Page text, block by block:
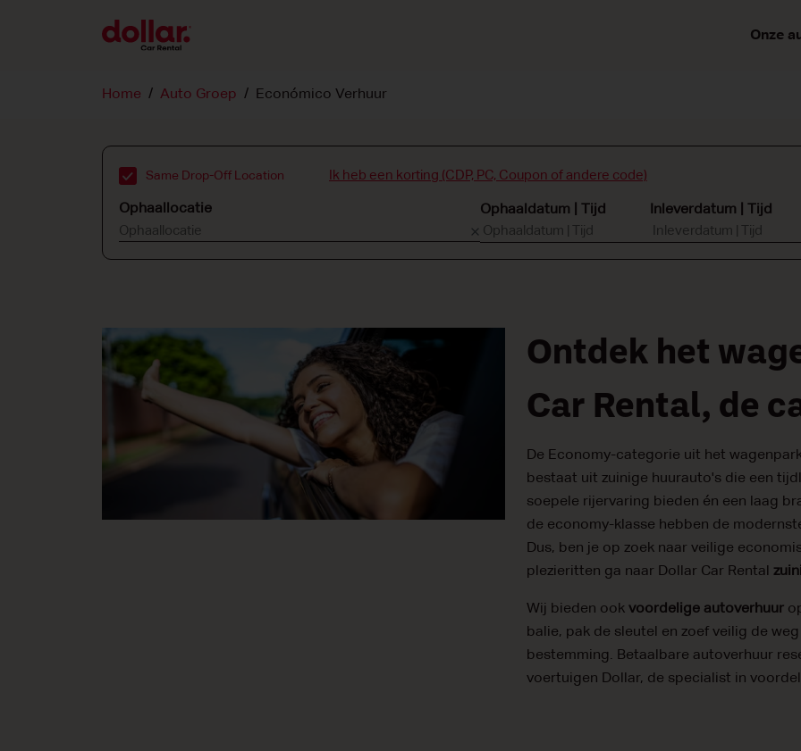
Onze
Home Auto Groep Económico Verhuur
Same Drop-Off Location Ik heb een korting (CDP, PC, Coupon of andere code)
Ophaallocatie Ophaaldatum | Tijd Inleverdatum | Tijd
Ontdek het
Car Rental, de
De Economy-categorie uit het
bestaat uit zuinige huurauto's die een
soepele rijervaring bieden én een laag
de economy-klasse hebben de
Dus, ben je op zoek naar veilige
plezieritten ga naar Dollar Car Rental
Wij bieden ook voordelige autoverhuur
balie, pak de sleutel en zoef veilig de
bestemming. Betaalbare autoverhuur
voertuigen Dollar, de specialist in